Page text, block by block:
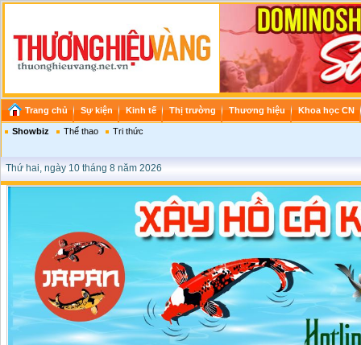
Trang chủ Sự kiện Kinh tế Thị trường Thương hiệu Khoa học CN
Showbiz Thể thao Tri thức
Thứ hai, ngày 10 tháng 8 năm 2026